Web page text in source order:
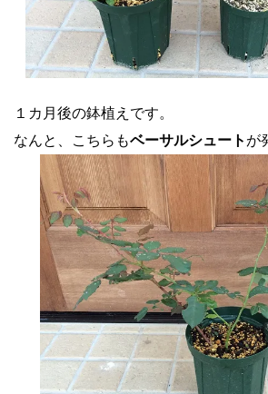
１カ月後の鉢植えです。
なんと、こちらもベーサルシュート が